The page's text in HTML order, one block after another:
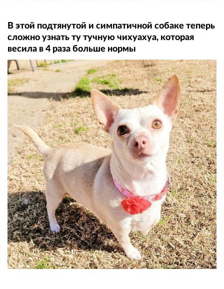
В этой подтянутой и симпатичной собаке теперь
сложно узнать ту тучную чихуахуа, которая
весила в 4 раза больше нормы